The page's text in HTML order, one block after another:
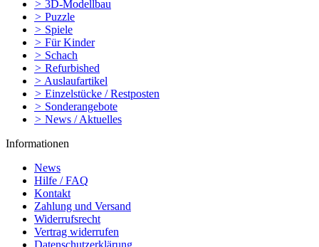
> 3D-Modellbau
> Puzzle
> Spiele
> Für Kinder
> Schach
> Refurbished
> Auslaufartikel
> Einzelstücke / Restposten
> Sonderangebote
> News / Aktuelles
Informationen
News
Hilfe / FAQ
Kontakt
Zahlung und Versand
Widerrufsrecht
Vertrag widerrufen
Datenschutzerklärung